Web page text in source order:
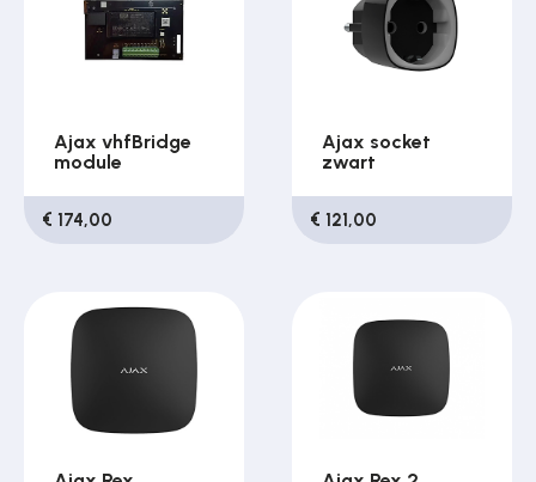
Ajax vhfBridge
module
€ 174,00
Ajax socket
zwart
€ 121,00